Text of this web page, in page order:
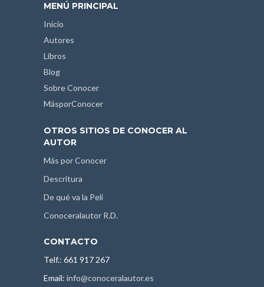
MENÚ PRINCIPAL
Inicio
Autores
Libros
Blog
Sobre Conocer
MásporConocer
OTROS SITIOS DE CONOCER AL
AUTOR
Más por Conocer
Descritura
De qué va la Peli
Conoceralautor R.D.
CONTACTO
Telf.: 661 917 267
Email: info@conoceralautor.es